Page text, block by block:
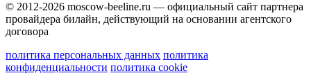
© 2012-2026 moscow-beeline.ru — официальный сайт партнера
провайдера билайн, действующий на основании агентского
договора
политика персональных данных политика
конфиденциальности политика cookie